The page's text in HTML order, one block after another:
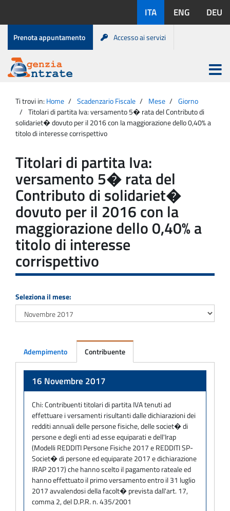
contenuto
disponibili:
ITA ENG DEU
Menu
di
servizio
Prenota appuntamento Accesso ai servizi
Agenzia
Entrate
Apri
menu
principale
Ti trovi in: Home Scadenzario Fiscale Mese
Giorno
Titolari di partita Iva: versamento 5� rata del Contributo di
solidariet� dovuto per il 2016 con la maggiorazione dello 0,40% a
titolo di interesse corrispettivo
Titolari di partita Iva:
versamento 5� rata del
Contributo di solidariet�
dovuto per il 2016 con la
maggiorazione dello 0,40% a
titolo di interesse
corrispettivo
Seleziona il mese:
Adempimento Contribuente
16 Novembre 2017
Chi:Contribuenti titolari di partita IVA tenuti ad
effettuare i versamenti risultanti dalle dichiarazioni dei
redditi annuali delle persone fisiche, delle societ� di
persone e degli enti ad esse equiparati e dell'Irap
(Modelli REDDITI Persone Fisiche 2017 e REDDITI SP-
Societ� di persone ed equiparate 2017 e dichiarazione
IRAP 2017) che hanno scelto il pagamento rateale ed
hanno effettuato il primo versamento entro il 31 luglio
2017 avvalendosi della facolt� prevista dall'art. 17,
comma 2, del D.P.R. n. 435/2001